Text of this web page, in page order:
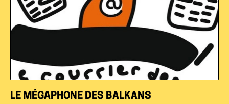
LE MÉGAPHONE DES BALKANS